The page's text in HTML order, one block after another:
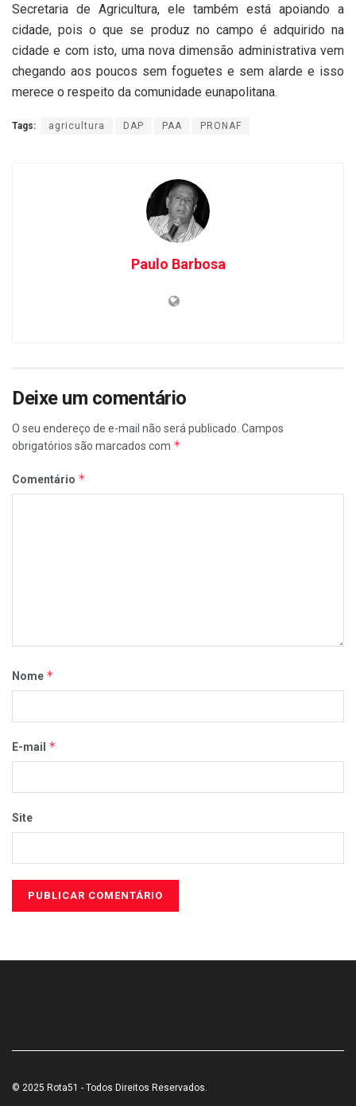
Secretaria de Agricultura, ele também está apoiando a
cidade, pois o que se produz no campo é adquirido na
cidade e com isto, uma nova dimensão administrativa vem
chegando aos poucos sem foguetes e sem alarde e isso
merece o respeito da comunidade eunapolitana.
Tags: agricultura DAP PAA PRONAF
Paulo Barbosa
Deixe um comentário
O seu endereço de e-mail não será publicado. Campos
obrigatórios são marcados com *
Comentário *
Nome *
E-mail *
Site
© 2025 Rota51 - Todos Direitos Reservados.